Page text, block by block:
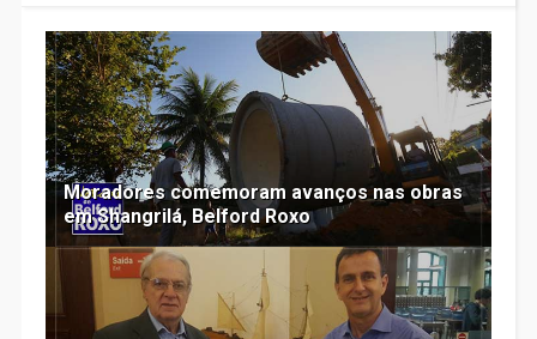
Moradores comemoram avanços nas obras
em Shangrilá, Belford Roxo